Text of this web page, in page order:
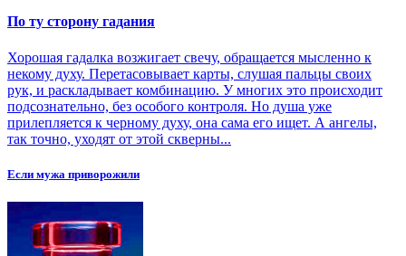
По ту сторону гадания
Хорошая гадалка возжигает свечу, обращается мысленно к
некому духу. Перетасовывает карты, слушая пальцы своих
рук, и раскладывает комбинацию. У многих это происходит
подсознательно, без особого контроля. Но душа уже
прилепляется к черному духу, она сама его ищет. А ангелы,
так точно, уходят от этой скверны...
Если мужа приворожили